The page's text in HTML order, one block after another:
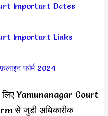
Important Dates
Important Links
फॉर्म 2024
के लिए Yamunanagar Court
से जुड़ी अधिकारीक